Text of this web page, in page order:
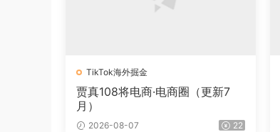
TikTok海外掘金
贾真108将电商·电商圈（更新7
月）
2026-08-07 22